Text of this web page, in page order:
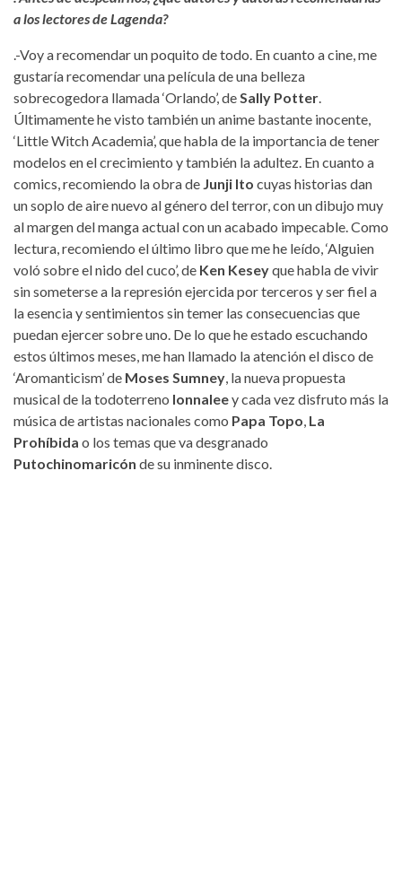
a los lectores de Lagenda?
.-Voy a recomendar un poquito de todo. En cuanto a cine, me
gustaría recomendar una película de una belleza
sobrecogedora llamada ‘Orlando’, de Sally Potter
Últimamente he visto también un anime bastante inocente,
‘Little Witch Academia’, que habla de la importancia de tener
modelos en el crecimiento y también la adultez. En cuanto a
comics, recomiendo la obra de Junji Ito cuyas historias dan
un soplo de aire nuevo al género del terror, con un dibujo muy
al margen del manga actual con un acabado impecable. Como
lectura, recomiendo el último libro que me he leído, ‘Alguien
voló sobre el nido del cuco’, de Ken Keseyque habla de vivir
sin someterse a la represión ejercida por terceros y ser fiel a
la esencia y sentimientos sin temer las consecuencias que
puedan ejercer sobre uno. De lo que he estado escuchando
estos últimos meses, me han llamado la atención el disco de
‘Aromanticism’ de Moses Sumney , la nueva propuesta
musical de la todoterreno Ionnaleey cada vez disfruto más la
música de artistas nacionales como Papa Topo La
Prohíbida o los temas que va desgranado
Putochinomaricón de su inminente disco.